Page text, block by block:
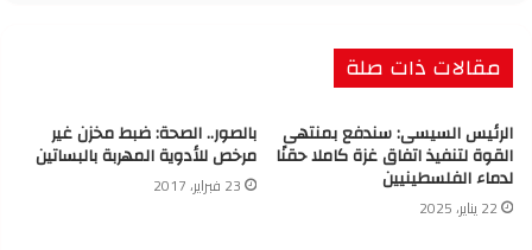
مقالات ذات صلة
الرئيس السيسى: سندفع بمنتهى
القوة لتنفيذ اتفاق غزة كاملا حقنًا
لدماء الفلسطينيين
22 يناير، 2025
بالصور.. الصحة: ضبط مخزن غير
مرخص للأدوية المهربة بالبساتين
23 فبراير، 2017